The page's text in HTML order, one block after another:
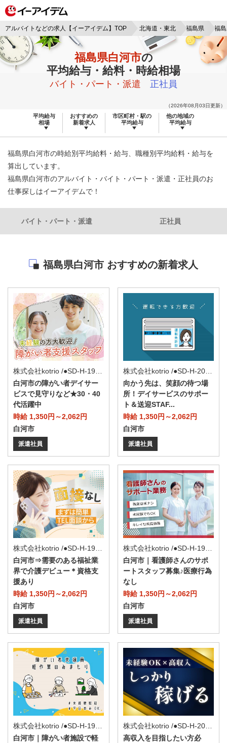
アルバイトなどの求人【イーアイデム】TOP 北海道・東北 福島県 福
福島県白河市の
平均給与・給料・時給相場
バイト・パート・派遣 正社員
（2026年08月03日更新）
平均給与
相場
おすすめの
新着求人
市区町村・駅の
平均給与
他の地域の
平均給与
福島県白河市の時給別平均給料・給与、職種別平均給料・給与を
算出しています。
福島県白河市のアルバイト・バイト・パート・派遣・正社員のお
仕事探しはイーアイデムで！
バイト・パート・派遣 正社員
福島県白河市 おすすめの新着求人
白河市の障がい者デイサー
ビスで見守りなど★30・40
代活躍中
時給 1,350円～2,062円
白河市
派遣社員
向かう先は、笑顔の待つ場
所！デイサービスのサポー
ト＆送迎STAF...
時給 1,350円～2,062円
白河市
派遣社員
株式会社kotrio /●SD-H-1993435
白河市⇒需要のある福祉業
界で介護デビュー＊資格支
援あり
時給 1,350円～2,062円
白河市
派遣社員
株式会社kotrio /●SD-H-1975110
白河市｜看護師さんのサポ
ートスタッフ募集♪医療行為
なし
時給 1,350円～2,062円
白河市
派遣社員
白河市｜障がい者施設で軽
高収入を目指したい方必